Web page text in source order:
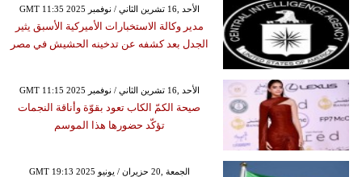
GMT 11:35 2025 الأحد ,16 تشرين الثاني / نوفمبر
مدير وكالة الاستخبارات الأميركية الأسبق يثير
الجدل بعد كشفه عن تدخينه الحشيش في مصر
GMT 11:15 2025 الأحد ,16 تشرين الثاني / نوفمبر
صيحة الكمّ الكاب تعود بقوّة وأناقة النجمات
تؤكّد حضورها هذا الموسم
GMT 19:13 2025 الجمعة ,20 حزيران / يونيو